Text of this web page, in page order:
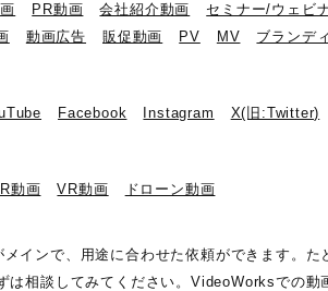
PR動画 会社紹介動画 セミナー/ウェビ
動画広告 販促動画 PV MV ブランデ
Facebook Instagram X(旧:Twitter)
動画 VR動画 ドローン動画
インで、用途に合わせた依頼ができます。
相談してみてください。VideoWorksでの